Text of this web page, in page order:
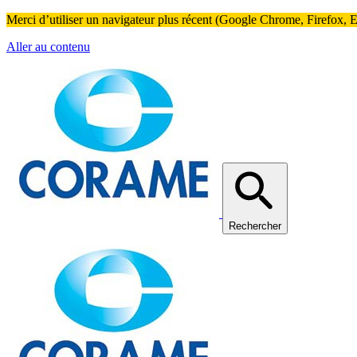
Merci d’utiliser un navigateur plus récent (Google Chrome, Firefox,
Aller au contenu
Rechercher